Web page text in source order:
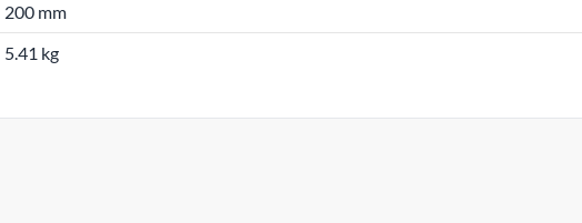
200 mm
5.41 kg